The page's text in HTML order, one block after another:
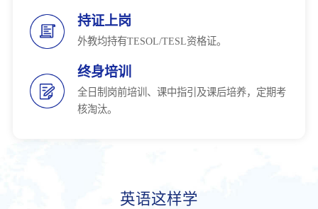
持证上岗
外教均持有TESOL/TESL资格证。
终身培训
全日制岗前培训、课中指引及课后培养，定期考
核淘汰。
英语这样学